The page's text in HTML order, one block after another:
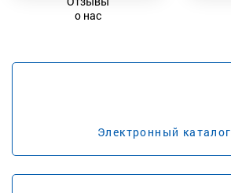
о нас
Электронный каталог